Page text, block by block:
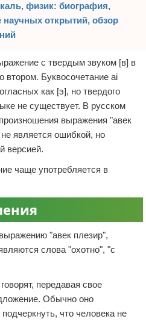
физик: биография,
научных открытий, обзор
с твердым звуком [в] в
втором. Буквосочетание ai
как [э], но твердого
не существует. В русском
выражения "авек
является ошибкой, но
версией.
чаще употребляется в
"авек плезир",
слова "охотно", "с
передавая свое
Обычно оно
что человека не